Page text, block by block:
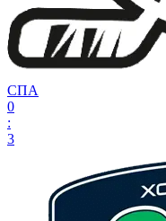
СПА
0
:
3